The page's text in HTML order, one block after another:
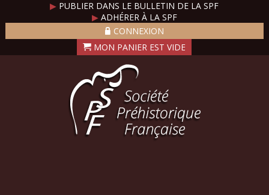
▶ PUBLIER DANS LE BULLETIN DE LA SPF
▶ADHÉRER À LA SPF
CONNEXION